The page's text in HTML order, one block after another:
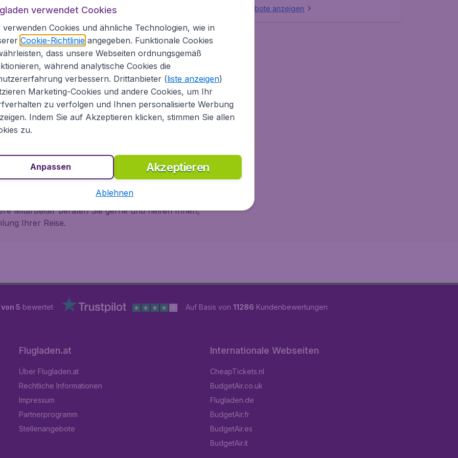
Sie unser umfangreiches Angebot an
anderen internationalen Destinationen.
an Flugpreisen von vielen bekannten
unf Air Berlin, aber auch von vielen
Airways, Lufthansa, SWISS oder KLM. In
in einem Überblick unsere günstigsten
nach Maseru schnell und bequem online
Ihrem Reisebudget!
sondern auch günstige Hotels und Mietwagen
Mitarbeiter beraten Sie gerne und helfen Ihnen,
Ihrer Reise.
Alle Angebote anzeigen
5 bewertet Auf Basis von 11286 Kundenbewertungen
Flugladen.at
Über Flugladen.at
Rechtliche Informationen
Impressum
Partnerprogramm
Stellenangebote
Internationale Webseiten
CheapTickets.nl
BudgetAir.co.uk
Flugladen.de
BudgetAir.fr
BudgetAir.es
BudgetAir.it
verwendet Cookies
verwenden Cookies und ähnliche Technologien, wie in
Cookie-Richtlinieangegeben. Funktionale Cookies
dass unsere Webseiten ordnungsgemäß
während analytische Cookies die
verbessern. Drittanbieter (liste anzeigen)
Marketing-Cookies und andere Cookies, um Ihr
zu verfolgen und Ihnen personalisierte Werbung
Indem Sie auf Akzeptieren klicken, stimmen Sie allen
zu.
Akzeptieren
Anpassen
Ablehnen